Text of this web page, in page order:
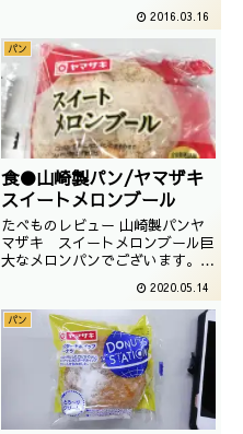
ます。金谷ホテルとはあまり関係
ない、サービスエリアで購入でご
ざいます。撮影日は2015年8月
2016.03.16
パン
食●山崎製パン/ヤマザキ
スイートメロンブール
たべものレビュー 山崎製パンヤ
マザキ スイートメロンブール巨
大なメロンパンでございます。よ
んですね。あのルヴァンパーティ
ーのルヴァンなのでしょうか。撮
影日は2019年07月
2020.05.14
パン